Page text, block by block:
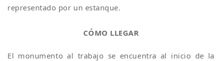
representado por un estanque.
CÓMO LLEGAR
El monumento al trabajo se encuentra al inicio de la